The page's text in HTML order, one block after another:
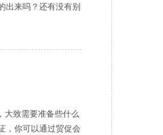
出来吗？还有没有别
大致需要准备些什么
，你可以通过贸促会